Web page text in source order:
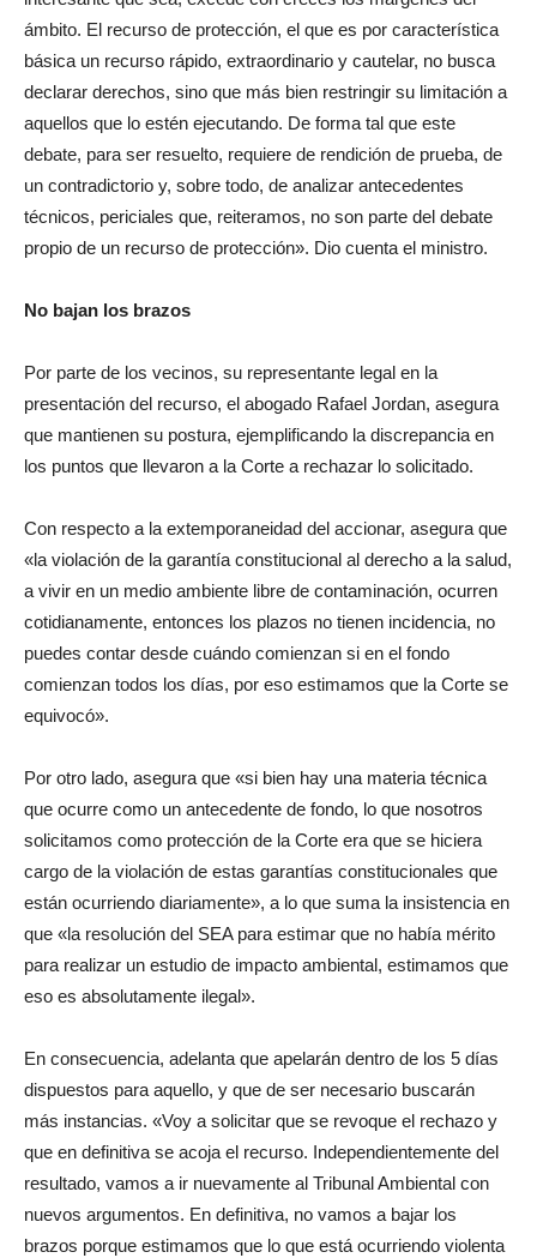
ámbito. El recurso de protección, el que es por característica
básica un recurso rápido, extraordinario y cautelar, no busca
declarar derechos, sino que más bien restringir su limitación a
aquellos que lo estén ejecutando. De forma tal que este
debate, para ser resuelto, requiere de rendición de prueba, de
un contradictorio y, sobre todo, de analizar antecedentes
técnicos, periciales que, reiteramos, no son parte del debate
propio de un recurso de protección». Dio cuenta el ministro.
No bajan los brazos
Por parte de los vecinos, su representante legal en la
presentación del recurso, el abogado Rafael Jordan, asegura
que mantienen su postura, ejemplificando la discrepancia en
los puntos que llevaron a la Corte a rechazar lo solicitado.
Con respecto a la extemporaneidad del accionar, asegura que
«la violación de la garantía constitucional al derecho a la salud,
a vivir en un medio ambiente libre de contaminación, ocurren
cotidianamente, entonces los plazos no tienen incidencia, no
puedes contar desde cuándo comienzan si en el fondo
comienzan todos los días, por eso estimamos que la Corte se
equivocó».
Por otro lado, asegura que «si bien hay una materia técnica
que ocurre como un antecedente de fondo, lo que nosotros
solicitamos como protección de la Corte era que se hiciera
cargo de la violación de estas garantías constitucionales que
están ocurriendo diariamente», a lo que suma la insistencia en
que «la resolución del SEA para estimar que no había mérito
para realizar un estudio de impacto ambiental, estimamos que
eso es absolutamente ilegal».
En consecuencia, adelanta que apelarán dentro de los 5 días
dispuestos para aquello, y que de ser necesario buscarán
más instancias. «Voy a solicitar que se revoque el rechazo y
que en definitiva se acoja el recurso. Independientemente del
resultado, vamos a ir nuevamente al Tribunal Ambiental con
nuevos argumentos. En definitiva, no vamos a bajar los
brazos porque estimamos que lo que está ocurriendo violenta